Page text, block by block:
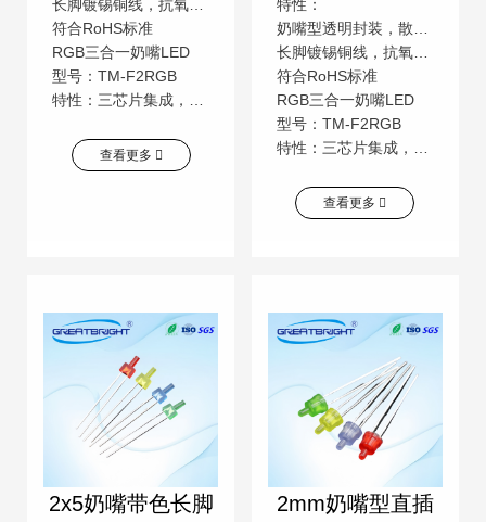
长脚镀锡铜线，抗氧化性强
符合RoHS标准
RGB三合一奶嘴LED
型号：TM-F2RGB
特性：三芯片集成，可混光全彩，需配合PWM驱动。
查看更多
特性：
奶嘴型透明封装，散射角度广（120°-140°）
长脚镀锡铜线，抗氧化性强
符合RoHS标准
RGB三合一奶嘴LED
型号：TM-F2RGB
特性：三芯片集成，可混光全彩，需配合PWM驱动。
查看更多
2x5奶嘴带色长脚
2mm奶嘴型直插